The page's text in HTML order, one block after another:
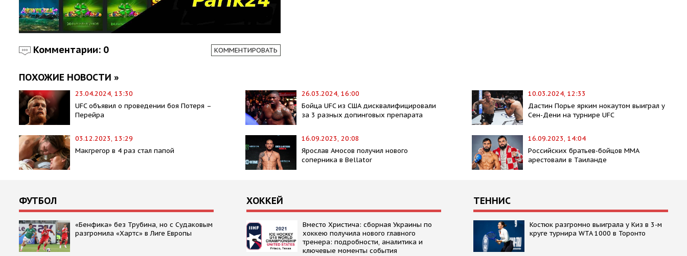
Комментарии: 0 КОММЕНТИРОВАТЬ
ПОХОЖИЕ НОВОСТИ »
23.04.2024, 13:30
UFC объявил о проведении боя Потеря –
Перейра
26.03.2024, 16:00
Бойца UFC из США дисквалифицировали
за 3 разных допинговых препарата
10.03.2024, 12:33
Дастин Порье ярким нокаутом выиграл у
Сен-Дени на турнире UFC
03.12.2023, 13:29
Макгрегор в 4 раз стал папой
16.09.2023, 20:08
Ярослав Амосов получил нового
соперника в Bellator
16.09.2023, 14:04
Российских братьев-бойцов ММА
арестовали в Таиланде
ФУТБОЛ
«Бенфика» без Трубина, но с Судаковым
разгромила «Хартс» в Лиге Европы
ХОККЕЙ
Вместо Христича: сборная Украины по
хоккею получила нового главного
тренера: подробности, аналитика и
ключевые моменты события
ТЕННИС
Костюк разгромно выиграла у Киз в 3-м
круге турнира WTA 1000 в Торонто